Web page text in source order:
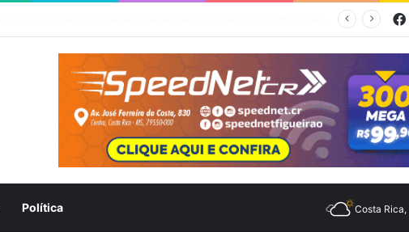
Política Costa Rica,